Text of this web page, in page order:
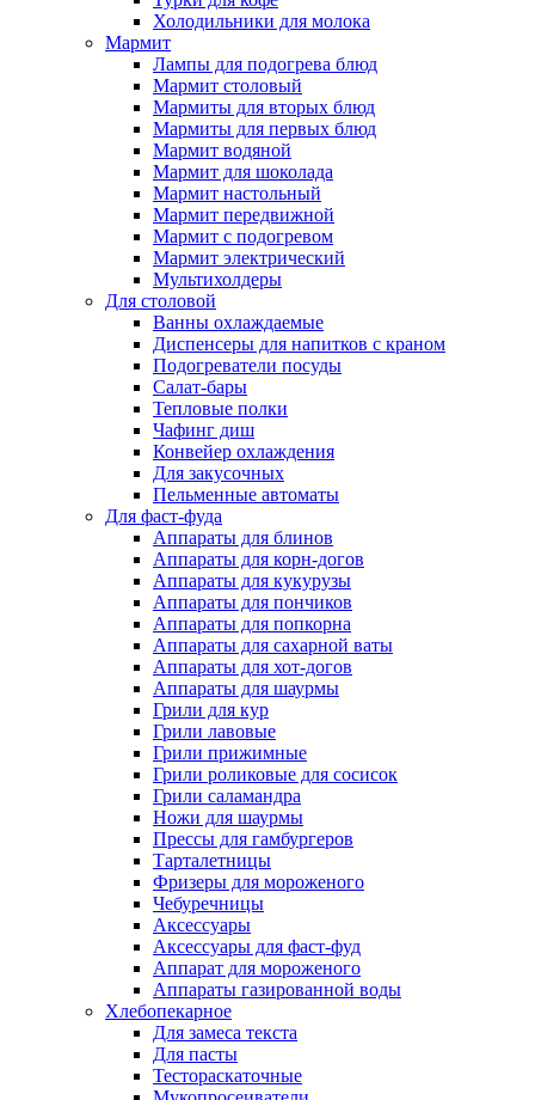
Холодильники для молока
Мармит
Лампы для подогрева блюд
Мармит столовый
Мармиты для вторых блюд
Мармиты для первых блюд
Мармит водяной
Мармит для шоколада
Мармит настольный
Мармит передвижной
Мармит с подогревом
Мармит электрический
Мультихолдеры
Для столовой
Ванны охлаждаемые
Диспенсеры для напитков с краном
Подогреватели посуды
Салат-бары
Тепловые полки
Чафинг диш
Конвейер охлаждения
Для закусочных
Пельменные автоматы
Для фаст-фуда
Аппараты для блинов
Аппараты для корн-догов
Аппараты для кукурузы
Аппараты для пончиков
Аппараты для попкорна
Аппараты для сахарной ваты
Аппараты для хот-догов
Аппараты для шаурмы
Грили для кур
Грили лавовые
Грили прижимные
Грили роликовые для сосисок
Грили саламандра
Ножи для шаурмы
Прессы для гамбургеров
Тарталетницы
Фризеры для мороженого
Чебуречницы
Аксессуары
Аксессуары для фаст-фуд
Аппарат для мороженого
Аппараты газированной воды
Хлебопекарное
Для замеса текста
Для пасты
Тестораскаточные